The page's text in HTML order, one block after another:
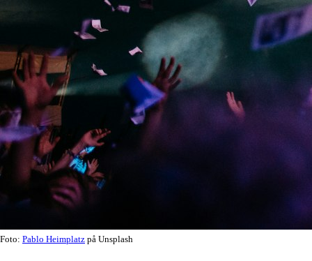
Foto: Pablo Heimplatz på Unsplash